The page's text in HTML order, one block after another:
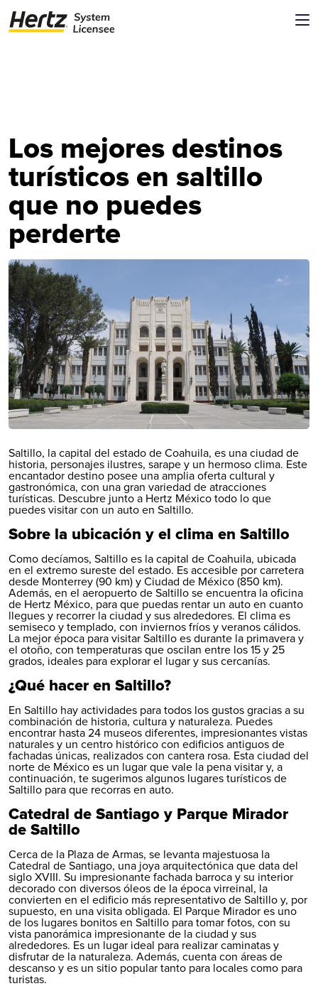
Los mejores destinos
turísticos en saltillo
que no puedes
perderte
Saltillo, la capital del estado de Coahuila, es una ciudad de
historia, personajes ilustres, sarape y un hermoso clima. Este
encantador destino posee una amplia oferta cultural y
gastronómica, con una gran variedad de atracciones
turísticas. Descubre junto a Hertz México todo lo que
puedes visitar con un auto en Saltillo.
Sobre la ubicación y el clima en Saltillo
Como decíamos, Saltillo es la capital de Coahuila, ubicada
en el extremo sureste del estado. Es accesible por carretera
desde Monterrey (90 km) y Ciudad de México (850 km).
Además, en el aeropuerto de Saltillo se encuentra la oficina
de Hertz México, para que puedas rentar un auto en cuanto
llegues y recorrer la ciudad y sus alrededores. El clima es
semiseco y templado, con inviernos fríos y veranos cálidos.
La mejor época para visitar Saltillo es durante la primavera y
el otoño, con temperaturas que oscilan entre los 15 y 25
grados, ideales para explorar el lugar y sus cercanías.
¿Qué hacer en Saltillo?
En Saltillo hay actividades para todos los gustos gracias a su
combinación de historia, cultura y naturaleza. Puedes
encontrar hasta 24 museos diferentes, impresionantes vistas
naturales y un centro histórico con edificios antiguos de
fachadas únicas, realizados con cantera rosa. Esta ciudad del
norte de México es un lugar que vale la pena visitar y, a
continuación, te sugerimos algunos lugares turísticos de
Saltillo para que recorras en auto.
Catedral de Santiago y Parque Mirador
de Saltillo
Cerca de la Plaza de Armas, se levanta majestuosa la
Catedral de Santiago, una joya arquitectónica que data del
siglo XVIII. Su impresionante fachada barroca y su interior
decorado con diversos óleos de la época virreinal, la
convierten en el edificio más representativo de Saltillo y, por
supuesto, en una visita obligada. El Parque Mirador es uno
de los lugares bonitos en Saltillo para tomar fotos, con su
vista panorámica impresionante de la ciudad y sus
alrededores. Es un lugar ideal para realizar caminatas y
disfrutar de la naturaleza. Además, cuenta con áreas de
descanso y es un sitio popular tanto para locales como para
turistas.